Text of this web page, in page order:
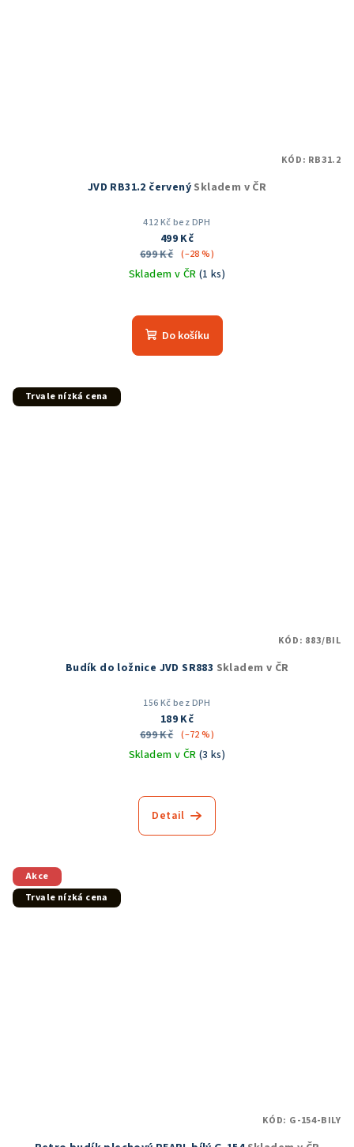
JVD RB31.2 červený Skladem v ČR
412 Kč bez DPH
499 Kč
699 Kč (–28 %)
Skladem v ČR (1 ks)
hodnocení
produktu
Do košíku
KÓD: RB31.2
Trvale nízká cena
Budík do ložnice JVD SR883 Skladem v ČR
156 Kč bez DPH
189 Kč
699 Kč (–72 %)
Skladem v ČR (3 ks)
Detail
KÓD: 883/BIL
Akce
Trvale nízká cena
KÓD: G-154-BILY